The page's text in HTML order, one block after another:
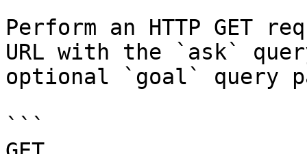
Perform an HTTP GET
URL with the `ask`
optional `goal` query
```